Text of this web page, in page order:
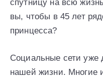
спутницу на всю
вы, чтобы в 45 лет
принцесса?
Социальные сети уже
нашей жизни. Многие